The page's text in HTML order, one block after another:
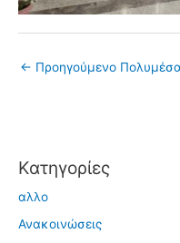
← Προηγούμενο Πολυμέσα
Kατηγορίες
αλλο
Ανακοινώσεις